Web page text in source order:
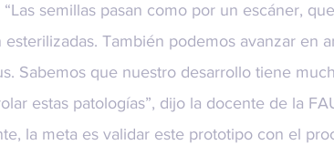
“Las semillas pasan como por un escáner,
esterilizadas. También podemos avanzar en
Sabemos que nuestro desarrollo tiene
estas patologías”, dijo la docente de la
la meta es validar este prototipo con el